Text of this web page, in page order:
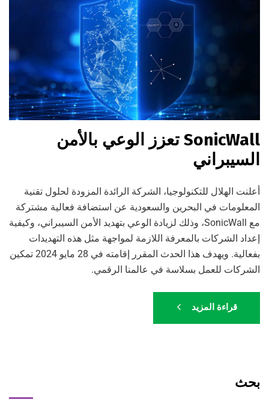
SonicWall تعزز الوعي بالأمن
السيبراني
أعلنت الهلال للتكنولوجيا، الشركة الرائدة المزودة لحلول تقنية
المعلومات في البحرين والسعودية عن استضافة فعالية مشتركة
مع SonicWall، وذلك لزيادة الوعي بتهديد الأمن السيبراني، وكيفية
إعداد الشركات بالمعرفة اللازمة لمواجهة مثل هذه التهديدات
بفعالية. ويهدف هذا الحدث المقرر إقامته في 28 مايو 2024 تمكين
الشركات للعمل بسلاسة في عالمنا الرقمي.
قراءة المزيد
بحث